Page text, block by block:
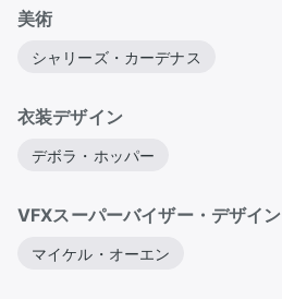
美術
シャリーズ・カーデナス
衣装デザイン
デボラ・ホッパー
VFXスーパーバイザー・デザイン
マイケル・オーエン